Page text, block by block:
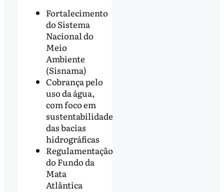
Fortalecimento
do Sistema
Nacional do
Meio
Ambiente
(Sisnama)
Cobrança pelo
uso da água,
com foco em
sustentabilidade
das bacias
hidrográficas
Regulamentação
do Fundo da
Mata
Atlântica